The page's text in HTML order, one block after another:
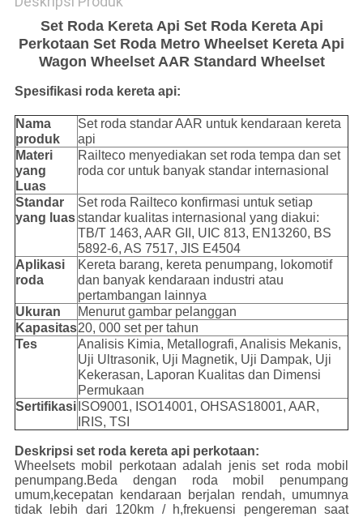
Set Roda Kereta Api Set Roda Kereta Api
Perkotaan Set Roda Metro Wheelset Kereta Api
Wagon Wheelset AAR Standard Wheelset
Spesifikasi roda kereta api:
Nama
produk
Set roda standar AAR untuk kendaraan kereta
api
Materi
yang
Luas
Railteco menyediakan set roda tempa dan set
roda cor untuk banyak standar internasional
Standar
yang luas
Set roda Railteco konfirmasi untuk setiap
standar kualitas internasional yang diakui:
TB/T 1463, AAR GII, UIC 813, EN13260, BS
5892-6, AS 7517, JIS E4504
Aplikasi
roda
Kereta barang, kereta penumpang, lokomotif
dan banyak kendaraan industri atau
pertambangan lainnya
Ukuran
Menurut gambar pelanggan
Kapasitas20, 000 set per tahun
Tes
Analisis Kimia, Metallografi, Analisis Mekanis,
Uji Ultrasonik, Uji Magnetik, Uji Dampak, Uji
Kekerasan, Laporan Kualitas dan Dimensi
Permukaan
Sertifikasi ISO9001, ISO14001, OHSAS18001, AAR,
IRIS, TSI
Deskripsi set roda kereta api perkotaan:
Wheelsets mobil perkotaan adalah jenis set roda mobil
penumpang.Beda dengan roda mobil penumpang
umum,kecepatan kendaraan berjalan rendah, umumnya
tidak lebih dari 120km / h,frekuensi pengereman saat